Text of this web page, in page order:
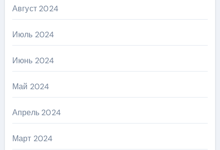
Август 2024
Июль 2024
Июнь 2024
Май 2024
Апрель 2024
Март 2024